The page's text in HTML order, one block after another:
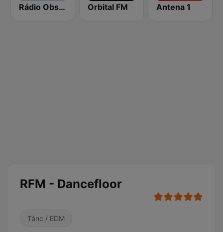
Rádio Observador Orbital FM Antena 1
RFM - Dancefloor
Tánc / EDM